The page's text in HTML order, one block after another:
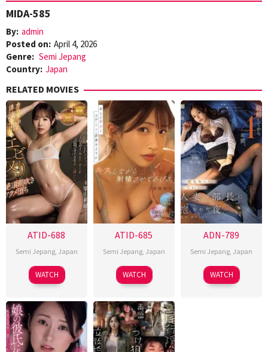
MIDA-585
By: admin
Posted on: April 4, 2026
Genre: Semi Jepang
Country: Japan
RELATED MOVIES
ATID-688
Semi Jepang, Japan
WATCH
ATID-685
Semi Jepang, Japan
WATCH
ADN-789
Semi Jepang, Japan
WATCH